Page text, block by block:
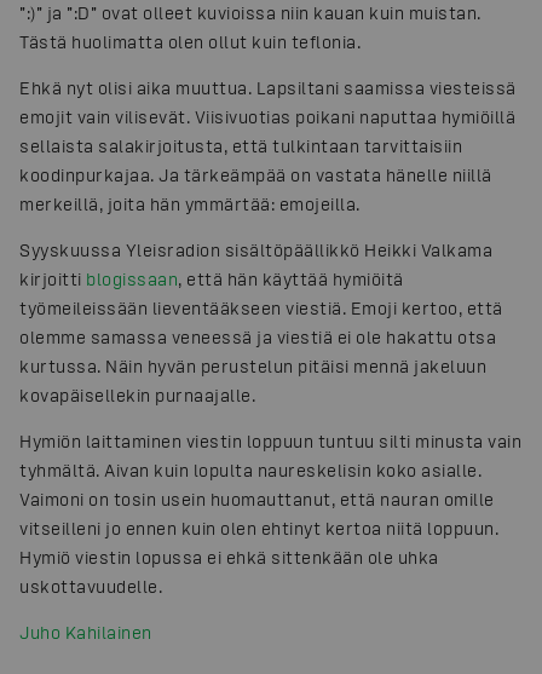
”:)” ja ”:D” ovat olleet kuvioissa niin kauan kuin muistan.
Tästä huolimatta olen ollut kuin teflonia.
Ehkä nyt olisi aika muuttua. Lapsiltani saamissa viesteissä
emojit vain vilisevät. Viisivuotias poikani naputtaa hymiöillä
sellaista salakirjoitusta, että tulkintaan tarvittaisiin
koodinpurkajaa. Ja tärkeämpää on vastata hänelle niillä
merkeillä, joita hän ymmärtää: emojeilla.
Syyskuussa Yleisradion sisältöpäällikkö Heikki Valkama
kirjoitti blogissaan, että hän käyttää hymiöitä
työmeileissään lieventääkseen viestiä. Emoji kertoo, että
olemme samassa veneessä ja viestiä ei ole hakattu otsa
kurtussa. Näin hyvän perustelun pitäisi mennä jakeluun
kovapäisellekin purnaajalle.
Hymiön laittaminen viestin loppuun tuntuu silti minusta vain
tyhmältä. Aivan kuin lopulta naureskelisin koko asialle.
Vaimoni on tosin usein huomauttanut, että nauran omille
vitseilleni jo ennen kuin olen ehtinyt kertoa niitä loppuun.
Hymiö viestin lopussa ei ehkä sittenkään ole uhka
uskottavuudelle.
Juho Kahilainen